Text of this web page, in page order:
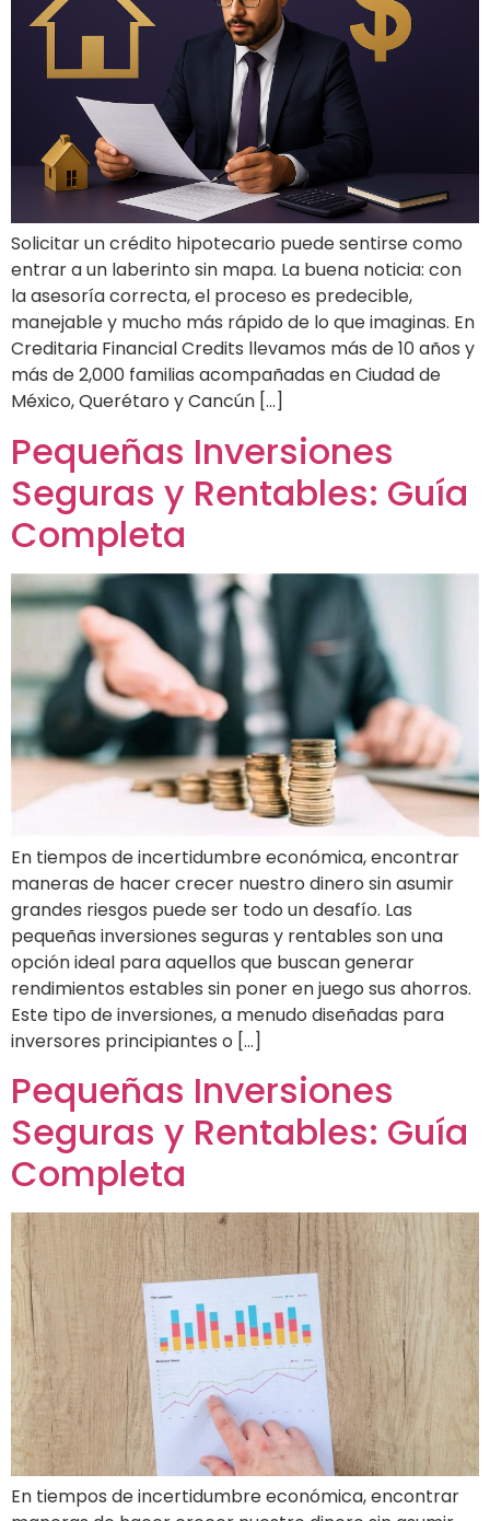
Solicitar un crédito hipotecario puede sentirse como
entrar a un laberinto sin mapa. La buena noticia: con
la asesoría correcta, el proceso es predecible,
manejable y mucho más rápido de lo que imaginas. En
Creditaria Financial Credits llevamos más de 10 años y
más de 2,000 familias acompañadas en Ciudad de
México, Querétaro y Cancún […]
Pequeñas Inversiones
Seguras y Rentables: Guía
Completa
En tiempos de incertidumbre económica, encontrar
maneras de hacer crecer nuestro dinero sin asumir
grandes riesgos puede ser todo un desafío. Las
pequeñas inversiones seguras y rentables son una
opción ideal para aquellos que buscan generar
rendimientos estables sin poner en juego sus ahorros.
Este tipo de inversiones, a menudo diseñadas para
inversores principiantes o […]
Pequeñas Inversiones
Seguras y Rentables: Guía
Completa
En tiempos de incertidumbre económica, encontrar